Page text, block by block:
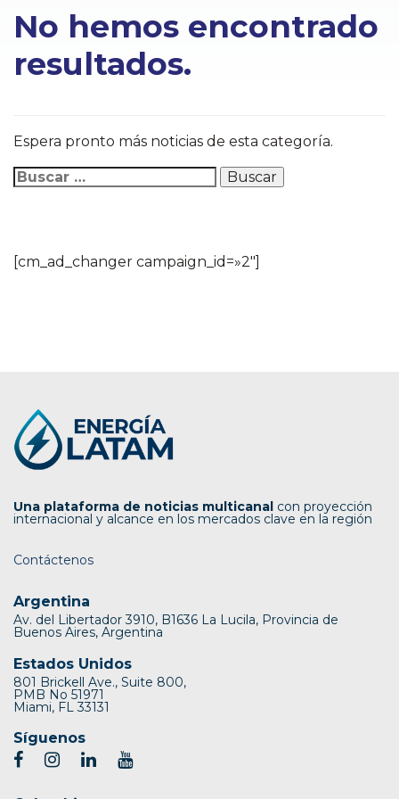
No hemos encontrado
resultados.
Espera pronto más noticias de esta categoría.
Buscar:
[cm_ad_changer campaign_id=»2″]
Una plataforma de noticias multicanal con proyección
internacional y alcance en los mercados clave en la región
Contáctenos
Argentina
Av. del Libertador 3910, B1636 La Lucila, Provincia de
Buenos Aires, Argentina
Estados Unidos
801 Brickell Ave., Suite 800,
PMB No 51971
Miami, FL 33131
Síguenos